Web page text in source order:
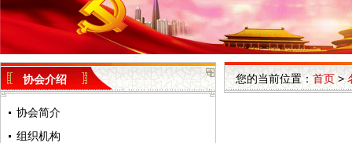
协会介绍
协会简介
组织机构
您的当前位置：首页 >